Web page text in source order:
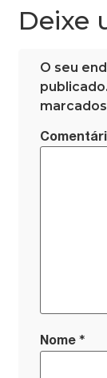
Deixe
O seu
publicado.
Nome*